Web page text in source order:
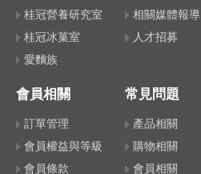
桂冠營養研究室
桂冠冰菓室
愛麵族
相關媒體報導
人才招募
會員相關
訂單管理
會員權益與等級
會員條款
常見問題
產品相關
購物相關
會員相關